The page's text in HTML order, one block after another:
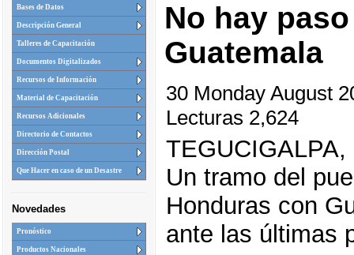
Bases de Datos
Descripción General
Talleres de Capacitación
Documentos Digitalizados
Recursos de Información
Material de Capacitación
Recursos Adicionales
Directorio de Contactos
Dirección Postal
Que Hacer en caso de un Desastre
Novedades
Pronóstico
Productos Nacionales
No hay
Guatemala
30 Monday August
Lecturas 2,624
Un tramo del
Honduras con
ante las últimas